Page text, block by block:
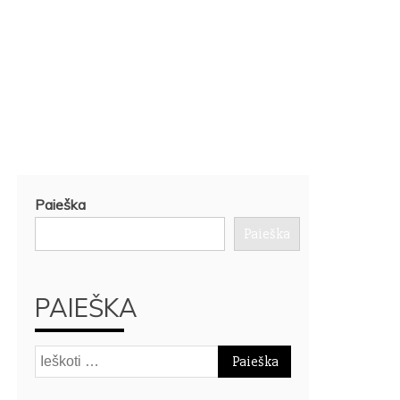
Paieška
Paieška
PAIEŠKA
Ieškoti: